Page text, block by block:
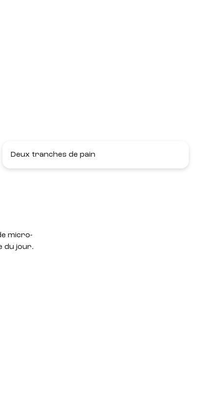
Deux tranches de pain
micro-
du jour.